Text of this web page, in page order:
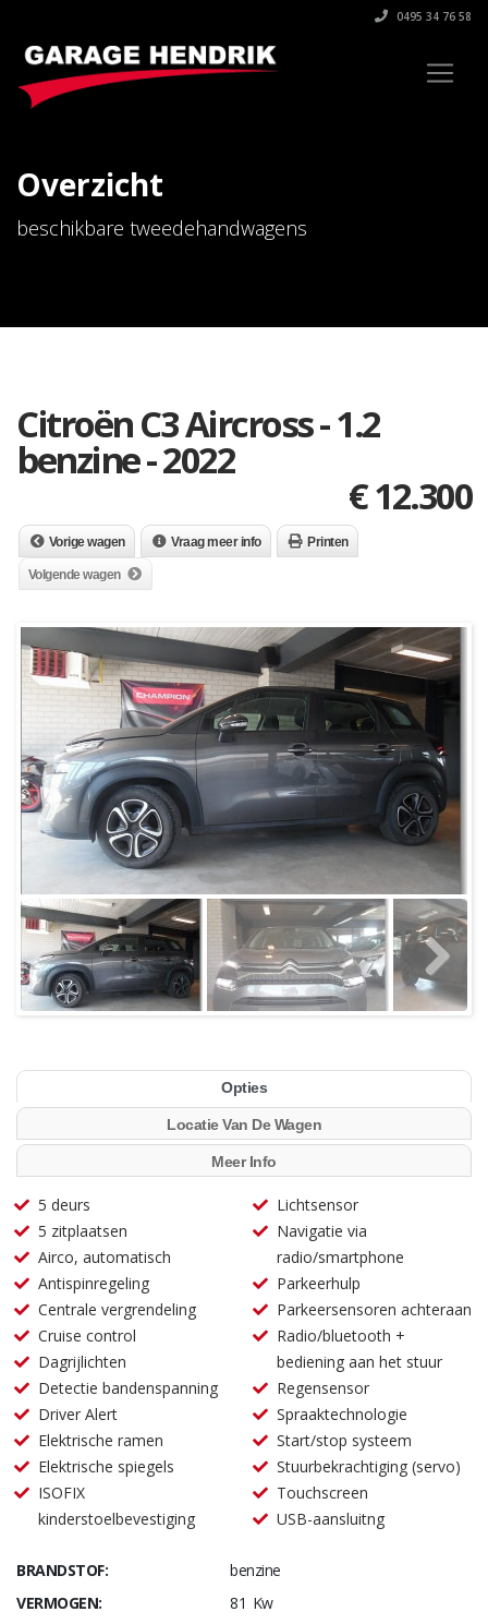
0495 34 76 58
Overzicht
beschikbare tweedehandwagens
Citroën C3 Aircross - 1.2
benzine - 2022
€12.300
Vorige wagen Vraag meer info Printen
Volgende wagen
Opties
Locatie Van De Wagen
Meer Info
5 deurs
5 zitplaatsen
Airco, automatisch
Antispinregeling
Centrale vergrendeling
Cruise control
Dagrijlichten
Detectie bandenspanning
Driver Alert
Elektrische ramen
Elektrische spiegels
ISOFIX
kinderstoelbevestiging
Lichtsensor
Navigatie via
radio/smartphone
Parkeerhulp
Parkeersensoren achteraan
Radio/bluetooth +
bediening aan het stuur
Regensensor
Spraaktechnologie
Start/stop systeem
Stuurbekrachtiging (servo)
Touchscreen
USB-aansluitng
BRANDSTOF:
benzine
VERMOGEN:
81 Kw